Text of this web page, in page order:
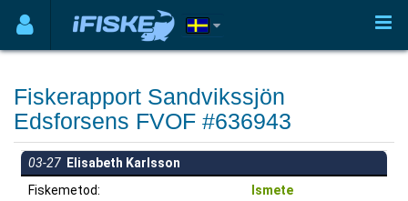
Fiskerapport Sandvikssjön
Edsforsens FVOF #636943
03-27 Elisabeth Karlsson
Fiskemetod:
Ismete